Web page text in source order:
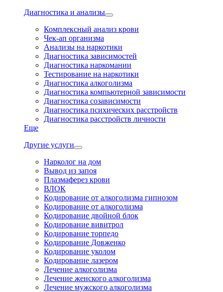
Диагностика и анализы
Комплексный анализ крови
Чек-ап организма
Анализы на наркотики
Диагностика зависимостей
Диагностика наркомании
Тестирование на наркотики
Диагностика алкоголизма
Диагностика компьютерной зависимости
Диагностика созависимости
Диагностика психических расстройств
Диагностика расстройств личности
Еще
Другие услуги
Нарколог на дом
Вывод из запоя
Плазмаферез крови
ВЛОК
Кодирование от алкоголизма гипнозом
Кодирование от алкоголизма
Кодирование двойной блок
Кодирование вивитрол
Кодирование торпедо
Кодирование Довженко
Кодирование уколом
Кодирование лазером
Лечение алкоголизма
Лечение женского алкоголизма
Лечение мужского алкоголизма